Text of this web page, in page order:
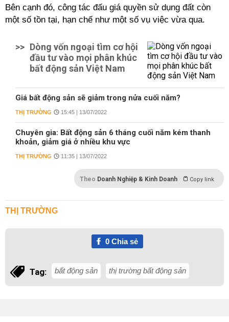
Bên cạnh đó, công tác đấu giá quyền sử dụng đất còn
một số tồn tại, hạn chế như một số vụ việc vừa qua.
>> Dòng vốn ngoại tìm cơ hội
đầu tư vào mọi phân khúc
bất động sản Việt Nam
Giá bất động sản sẽ giảm trong nửa cuối năm?
THỊ TRƯỜNG 15:45 | 13/07/2022
Chuyên gia: Bất động sản 6 tháng cuối năm kém thanh
khoản, giảm giá ở nhiều khu vực
THỊ TRƯỜNG 11:35 | 13/07/2022
Theo Doanh Nghiệp & Kinh Doanh Copy link
THỊ TRƯỜNG
0Chia sẻ
Tag: bất động sản thị trường bất động sản